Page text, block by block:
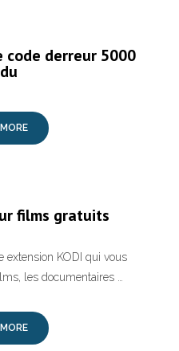
code derreur 5000
films gratuits
extension KODI qui vous
les documentaires …